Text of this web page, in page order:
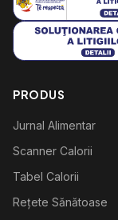
PRODUS
Jurnal Alimentar
Scanner Calorii
Tabel Calorii
Rețete Sănătoase